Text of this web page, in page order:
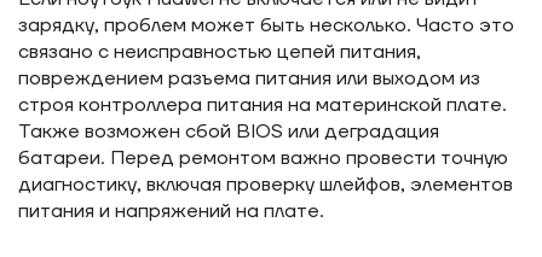
зарядку, проблем может быть несколько. Часто это
связано с неисправностью цепей питания,
повреждением разъема питания или выходом из
строя контроллера питания на материнской плате.
Также возможен сбой BIOS или деградация
батареи. Перед ремонтом важно провести точную
диагностику, включая проверку шлейфов, элементов
питания и напряжений на плате.